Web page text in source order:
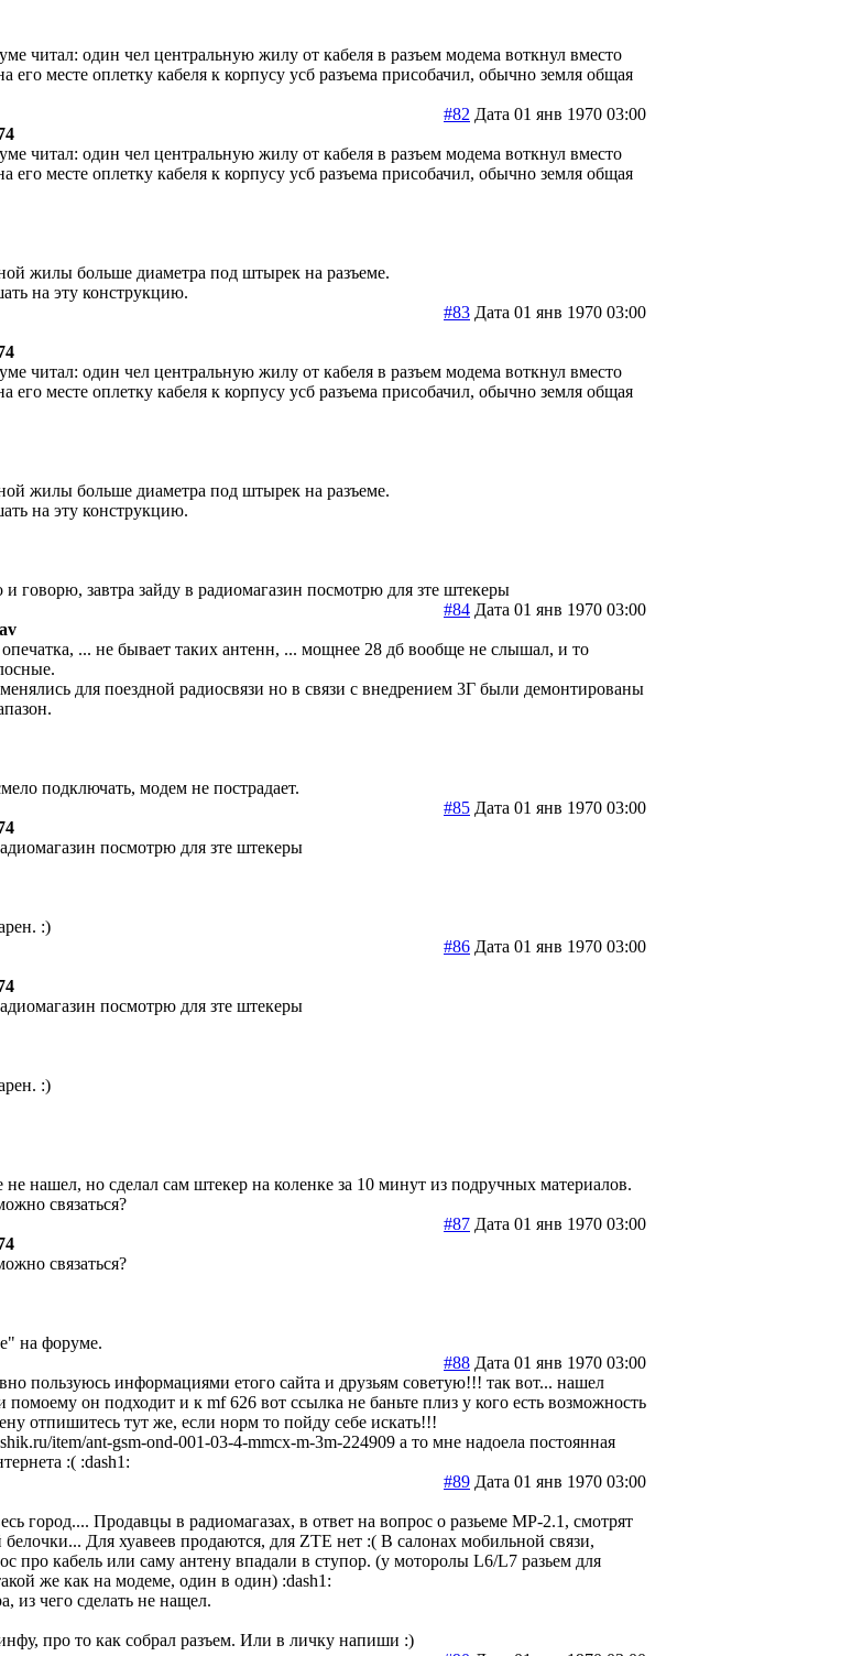
читал: один чел центральную жилу от кабеля в разъем модема воткнул вместо
его месте оплетку кабеля к корпусу усб разъема присобачил, обычно земля общая
#82 Дата 01 янв 1970 03:00
читал: один чел центральную жилу от кабеля в разъем модема воткнул вместо
его месте оплетку кабеля к корпусу усб разъема присобачил, обычно земля общая
жилы больше диаметра под штырек на разъеме.
на эту конструкцию.
#83 Дата 01 янв 1970 03:00
читал: один чел центральную жилу от кабеля в разъем модема воткнул вместо
его месте оплетку кабеля к корпусу усб разъема присобачил, обычно земля общая
жилы больше диаметра под штырек на разъеме.
на эту конструкцию.
и говорю, завтра зайду в радиомагазин посмотрю для зте штекеры
#84 Дата 01 янв 1970 03:00
... не бывает таких антенн, ... мощнее 28 дб вообще не слышал, и то
для поездной радиосвязи но в связи с внедрением 3Г были демонтированы
подключать, модем не пострадает.
#85 Дата 01 янв 1970 03:00
посмотрю для зте штекеры
:)
#86 Дата 01 янв 1970 03:00
посмотрю для зте штекеры
:)
не нашел, но сделал сам штекер на коленке за 10 минут из подручных материалов.
связаться?
#87 Дата 01 янв 1970 03:00
связаться?
на форуме.
#88 Дата 01 янв 1970 03:00
пользуюсь информациями етого сайта и друзьям советую!!! так вот... нашел
помоему он подходит и к mf 626 вот ссылка не баньте плиз у кого есть возможность
отпишитесь тут же, если норм то пойду себе искать!!!
item/ant-gsm-ond-001-03-4-mmcx-m-3m-224909 а то мне надоела постоянная
:( :dash1:
#89 Дата 01 янв 1970 03:00
город.... Продавцы в радиомагазах, в ответ на вопрос о разьеме МР-2.1, смотрят
Для хуавеев продаются, для ZTE нет :( В салонах мобильной связи,
про кабель или саму антену впадали в ступор. (у моторолы L6/L7 разьем для
же как на модеме, один в один) :dash1:
из чего сделать не нащел.
про то как собрал разъем. Или в личку напиши :)